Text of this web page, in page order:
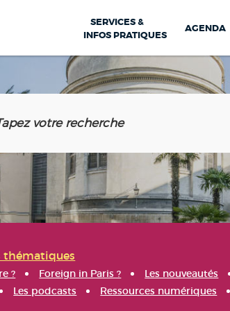
SERVICES &
INFOS PRATIQUES
AGENDA
thématiques
? Foreign in Paris ? Les nouveautés
Les podcasts Ressources numériques